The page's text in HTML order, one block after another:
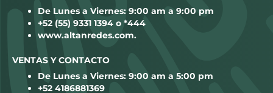
De Lunes a Viernes: 9:00 am a 9:00 pm
+52 (55) 9331 1394 o *444
www.altanredes.com.
VENTAS Y CONTACTO
De Lunes a Viernes: 9:00 am a 5:00 pm
+52 4186881369